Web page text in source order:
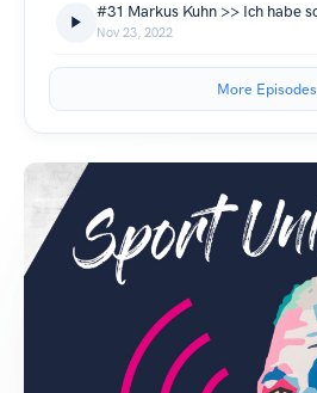
Nov 23, 2022
More Episodes